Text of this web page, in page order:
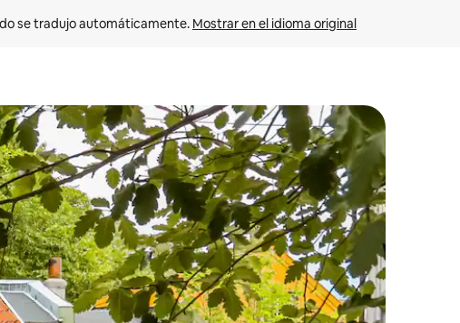
se tradujo automáticamente. Mostrar en el idioma original